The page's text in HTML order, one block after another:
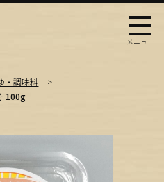
・調味料
100g